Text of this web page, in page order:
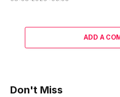
ADD A
Don't Miss